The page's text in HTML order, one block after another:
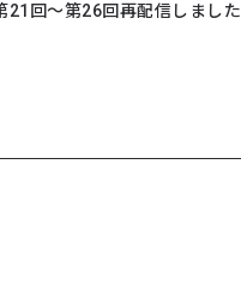
21回～第26回再配信しました